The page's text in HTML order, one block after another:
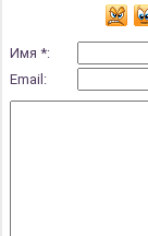
Имя *:
Email: